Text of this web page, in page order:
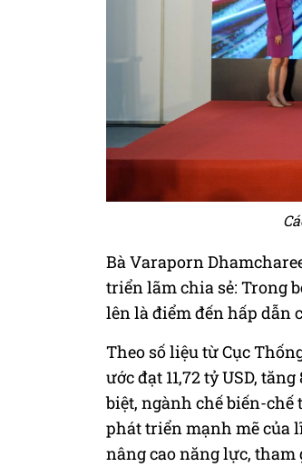
Bà Varaporn
triển lãm chia sẻ: Trong
lên là điểm đến hấp dẫn
Theo số liệu từ Cục
ước đạt 11,72 tỷ USD,
biệt, ngành chế biến-chế
phát triển mạnh mẽ của
nâng cao năng lực, tham